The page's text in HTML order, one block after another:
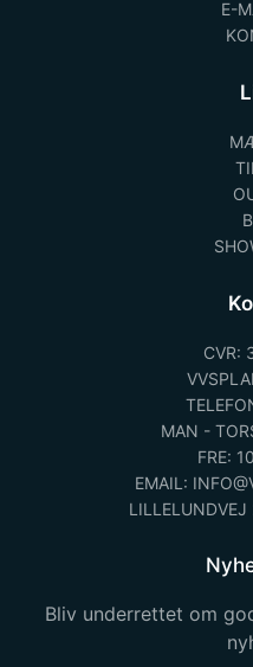
E-
CVR:
MAN -
FRE:
EMAIL:
Bliv underrettet om